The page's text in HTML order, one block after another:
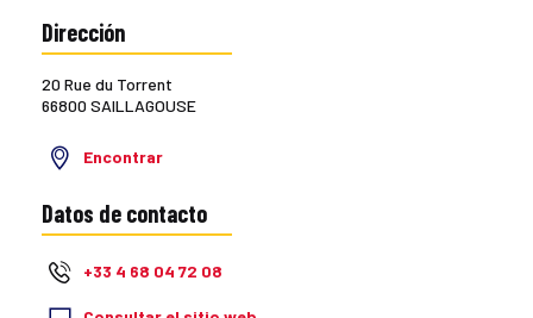
Dirección
20 Rue du Torrent
66800 SAILLAGOUSE
Encontrar
Datos de contacto
+33 4 68 04 72 08